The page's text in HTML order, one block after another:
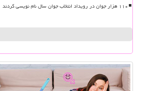
۱۱۰ هزار جوان در رویداد انتخاب جوان سال نام نویسی کردند